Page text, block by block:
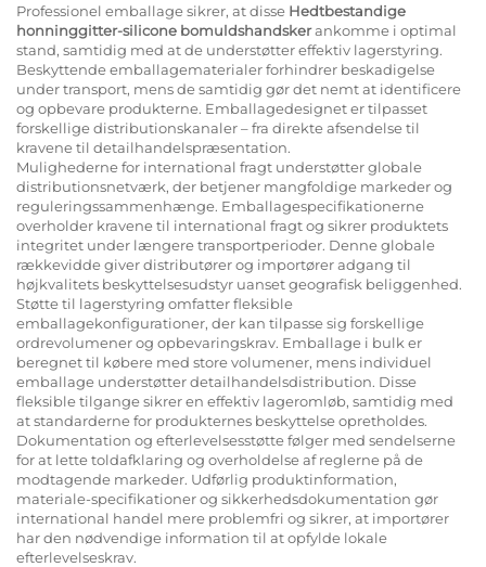
Professionel emballage sikrer, at disse Hedtbestandige
honninggitter-silicone bomuldshandskerankomme i optimal
stand, samtidig med at de understøtter effektiv lagerstyring.
Beskyttende emballagematerialer forhindrer beskadigelse
under transport, mens de samtidig gør det nemt at identificere
og opbevare produkterne. Emballagedesignet er tilpasset
forskellige distributionskanaler – fra direkte afsendelse til
kravene til detailhandelspræsentation.
Mulighederne for international fragt understøtter globale
distributionsnetværk, der betjener mangfoldige markeder og
reguleringssammenhænge. Emballagespecifikationerne
overholder kravene til international fragt og sikrer produktets
integritet under længere transportperioder. Denne globale
rækkevidde giver distributører og importører adgang til
højkvalitets beskyttelsesudstyr uanset geografisk beliggenhed.
Støtte til lagerstyring omfatter fleksible
emballagekonfigurationer, der kan tilpasse sig forskellige
ordrevolumener og opbevaringskrav. Emballage i bulk er
beregnet til købere med store volumener, mens individuel
emballage understøtter detailhandelsdistribution. Disse
fleksible tilgange sikrer en effektiv lageromløb, samtidig med
at standarderne for produkternes beskyttelse opretholdes.
Dokumentation og efterlevelsesstøtte følger med sendelserne
for at lette toldafklaring og overholdelse af reglerne på de
modtagende markeder. Udførlig produktinformation,
materiale-specifikationer og sikkerhedsdokumentation gør
international handel mere problemfri og sikrer, at importører
har den nødvendige information til at opfylde lokale
efterlevelseskrav.